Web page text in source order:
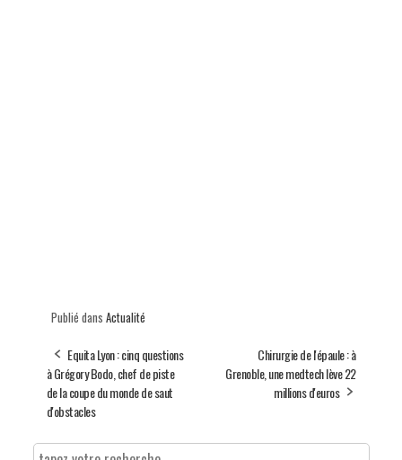
Publié dans Actualité
Equita Lyon : cinq questions
à Grégory Bodo, chef de piste
de la coupe du monde de saut
d'obstacles
Chirurgie de l'épaule : à
Grenoble, une medtech lève 22
millions d'euros